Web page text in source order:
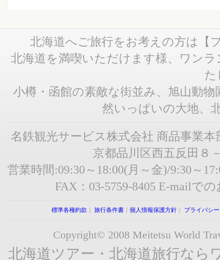
北海道へご旅行をお考えの方は【
北海道を満喫いただけます様、ワン
た
小樽・函館の素敵な街並み、旭山動
然いっぱいの大地、
名鉄観光サービス株式会社 商品事業
京都品川区西五反田８
営業時間:09:30～18:00(月～金)/9:30～
FAX：03-5759-8405 E-mailで
標準各種約款 旅行条件書｜ 個人情報保護方針｜ プライバシ
Copyright© 2008 Meitetsu World
北海道ツアー・北海道旅行なら